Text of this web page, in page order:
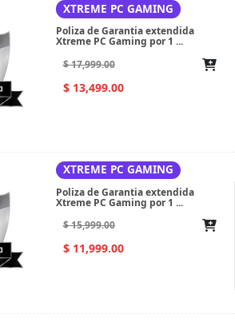
XTREME PC GAMING
Poliza de Garantia extendida
Xtreme PC Gaming por 1 ...
$ 17,999.00
$ 13,499.00
XTREME PC GAMING
Poliza de Garantia extendida
Xtreme PC Gaming por 1 ...
$ 15,999.00
$ 11,999.00